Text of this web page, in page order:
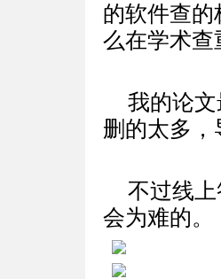
的软件查
么在学术查
我的论
删的太多
不过线
会为难的。